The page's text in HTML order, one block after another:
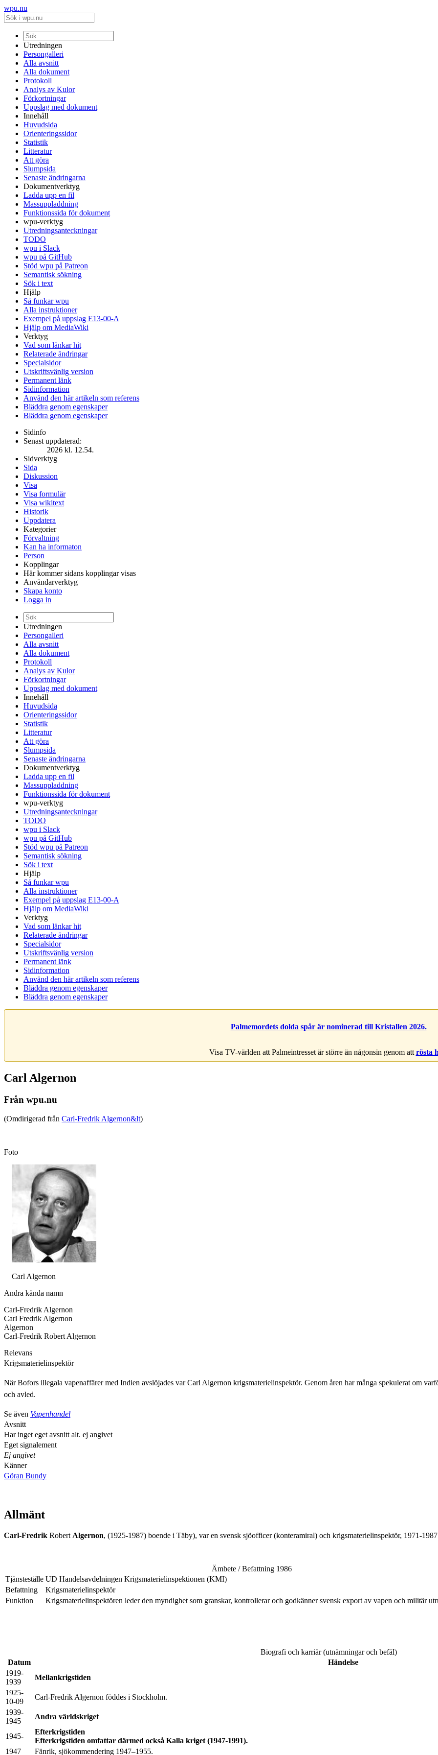
wpu.nu
Utredningen
Persongalleri
Alla avsnitt
Alla dokument
Protokoll
Analys av Kulor
Förkortningar
Uppslag med dokument
Innehåll
Huvudsida
Orienteringssidor
Statistik
Litteratur
Att göra
Slumpsida
Senaste ändringarna
Dokumentverktyg
Ladda upp en fil
Massuppladdning
Funktionssida för dokument
wpu-verktyg
Utredningsanteckningar
TODO
wpu i Slack
wpu på GitHub
Stöd wpu på Patreon
Semantisk sökning
Sök i text
Hjälp
Så funkar wpu
Alla instruktioner
Exempel på uppslag E13-00-A
Hjälp om MediaWiki
Verktyg
Vad som länkar hit
Relaterade ändringar
Specialsidor
Utskriftsvänlig version
Permanent länk
Sidinformation
Använd den här artikeln som referens
Bläddra genom egenskaper
Bläddra genom egenskaper
Sidinfo
Senast uppdaterad:
2026 kl. 12.54.
Sidverktyg
Sida
Diskussion
Visa
Visa formulär
Visa wikitext
Historik
Uppdatera
Kategorier
Förvaltning
Kan ha informaton
Person
Kopplingar
Här kommer sidans kopplingar visas
Användarverktyg
Skapa konto
Logga in
Utredningen
Persongalleri
Alla avsnitt
Alla dokument
Protokoll
Analys av Kulor
Förkortningar
Uppslag med dokument
Innehåll
Huvudsida
Orienteringssidor
Statistik
Litteratur
Att göra
Slumpsida
Senaste ändringarna
Dokumentverktyg
Ladda upp en fil
Massuppladdning
Funktionssida för dokument
wpu-verktyg
Utredningsanteckningar
TODO
wpu i Slack
wpu på GitHub
Stöd wpu på Patreon
Semantisk sökning
Sök i text
Hjälp
Så funkar wpu
Alla instruktioner
Exempel på uppslag E13-00-A
Hjälp om MediaWiki
Verktyg
Vad som länkar hit
Relaterade ändringar
Specialsidor
Utskriftsvänlig version
Permanent länk
Sidinformation
Använd den här artikeln som referens
Bläddra genom egenskaper
Bläddra genom egenskaper
Palmemordets dolda spår är nominerad till Kristallen 2026.
Visa TV-världen att Palmeintresset är större än någonsin genom att rösta
Carl Algernon
Från wpu.nu
(Omdirigerad från Carl-Fredrik Algernon&lt)
Foto
Carl Algernon
Andra kända namn
Carl-Fredrik Algernon
Carl Fredrik Algernon
Algernon
Carl-Fredrik Robert Algernon
Relevans
Krigsmaterielinspektör
När Bofors illegala vapenaffärer med Indien avslöjades var Carl Algernon krigsmaterielinspektör. Genom åren har många spekulerat om
och avled.
Se även Vapenhandel
Avsnitt
Har inget eget avsnitt alt. ej angivet
Eget signalement
Ej angivet
Känner
Göran Bundy
Allmänt
Carl-Fredrik Robert Algernon, (1925-1987) boende i Täby), var en svensk sjöofficer (konteramiral) och krigsmaterielinspektör, 1971-
Ämbete / Befattning 1986
Tjänsteställe UD Handelsavdelningen Krigsmaterielinspektionen (KMI)
Befattning
Krigsmaterielinspektör
Funktion
Krigsmaterielinspektören leder den myndighet som granskar, kontrollerar och godkänner svensk export av vapen och militär
Biografi och karriär (utnämningar och befäl)
Datum
Händelse
1919-
1939
Mellankrigstiden
1925-
10-09
Carl-Fredrik Algernon föddes i Stockholm.
1939-
1945
Andra världskriget
1945-
Efterkrigstiden
Efterkrigstiden omfattar därmed också Kalla kriget (1947-1991).
1947
Fänrik, sjökommendering 1947–1955.